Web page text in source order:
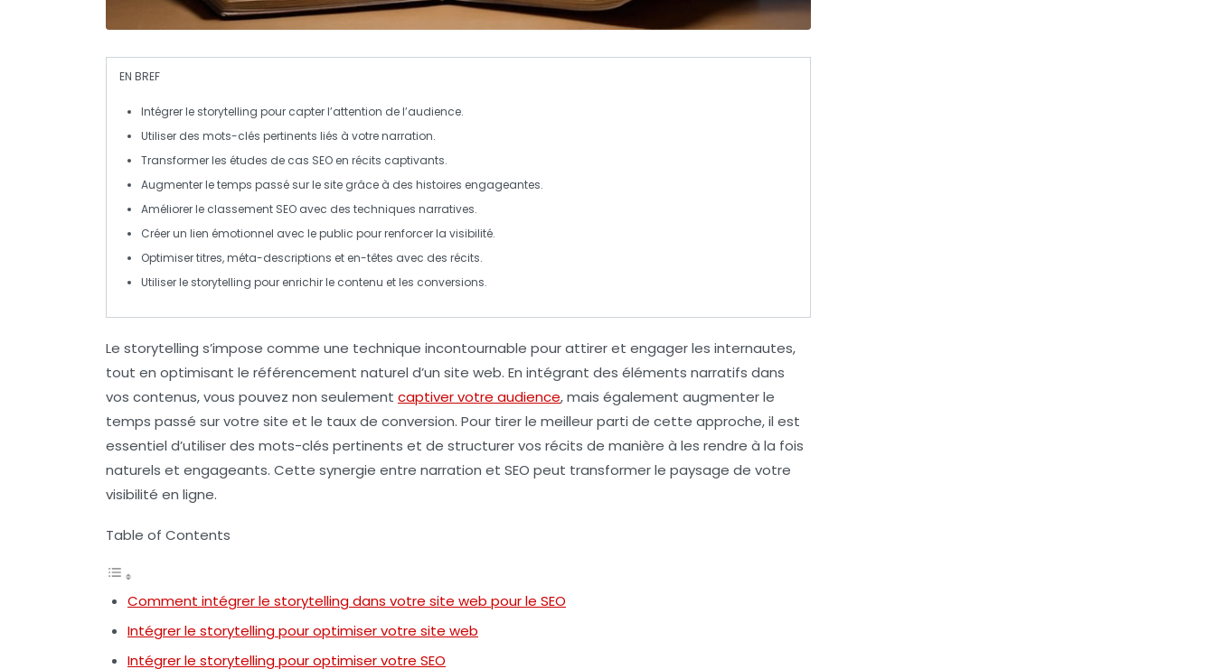
EN BREF
Intégrer le storytelling pour capter l’attention de l’audience.
Utiliser des mots-clés pertinents liés à votre narration.
Transformer les études de cas SEO en récits captivants.
Augmenter letemps passé sur le site grâce à des histoires engageantes.
Améliorer le classement SEO avec des techniques narratives.
Créer un lien émotionnel avec le public pour renforcer la visibilité.
Optimiser titres,méta-descriptions et en-têtes avec des récits.
Utiliser le storytelling pour enrichir le contenu et les conversions.
Le storytelling s’impose comme une technique incontournable pour attirer et engager les internautes,
tout en optimisant le référencement naturel d’un site web. En intégrant des éléments narratifs dans
vos contenus, vous pouvez non seulement captiver votre audience, mais également augmenter le
temps passé sur votre site et le taux de conversion. Pour tirer le meilleur parti de cette approche, il est
essentiel d’utiliser des mots-clés pertinents et de structurer vos récits de manière à les rendre à la fois
naturels et engageants. Cette synergie entre narration et SEO peut transformer le paysage de votre
visibilité en ligne.
Table of Contents
Comment intégrer le storytelling dans votre site web pour le SEO
Intégrer le storytelling pour optimiser votre site web
Intégrer le storytelling pour optimiser votre SEO